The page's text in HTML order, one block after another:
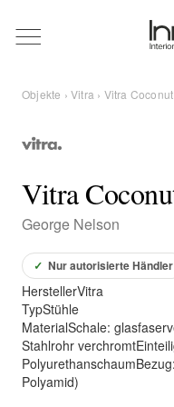
Magazin
Objekte
Über uns
Objekte ›Vitra › Vitra
Vitra
George Nelson
✓ Nur autorisierte Händler
HerstellerVitra
TypStühle
MaterialSchale:
Stahlrohr
Polyamid)